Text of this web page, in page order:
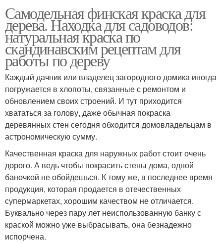
Самодельная финская краска для
дерева. Находка для садоводов:
натуральная краска по
скандинавским рецептам для
работы по дереву
Каждый дачник или владелец загородного домика иногда
погружается в хлопоты, связанные с ремонтом и
обновлением своих строений. И тут приходится
хвататься за голову, даже обычная покраска
деревянных стен сегодня обходится домовладельцам в
астрономическую сумму.
Качественная краска для наружных работ стоит очень
дорого. А ведь чтобы покрасить стены дома, одной
баночкой не обойдешься. К тому же, в последнее время
продукция, которая продается в отечественных
супермаркетах, хорошим качеством не отличается.
Буквально через пару лет неиспользованную банку с
краской можно уже выбрасывать, она безнадежно
испорчена.